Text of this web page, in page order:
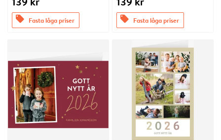
offers Fasta låga priser offers Fasta låga priser